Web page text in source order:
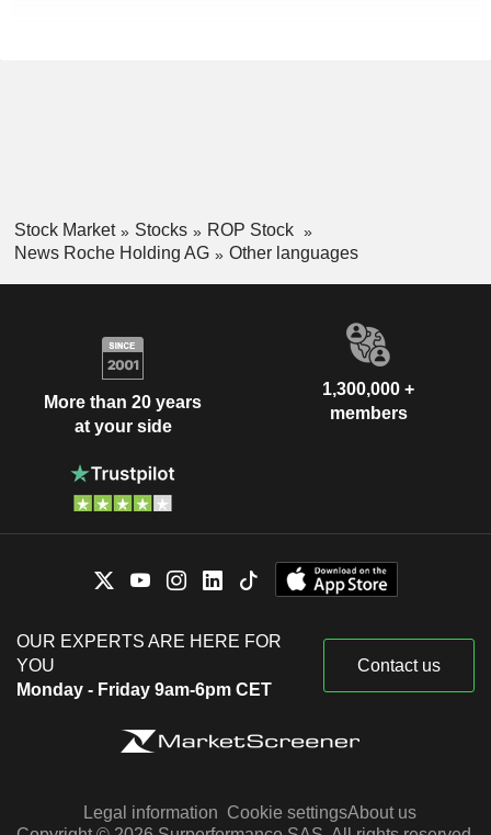
Stock Market Stocks
ROP Stock
News Roche Holding AG
Other languages
More than 20 years
at your side
1,300,000 +
members
OUR EXPERTS ARE HERE FOR
YOU
Monday - Friday 9am-6pm CET
Contact us
Legal information Cookie settingsAbout us